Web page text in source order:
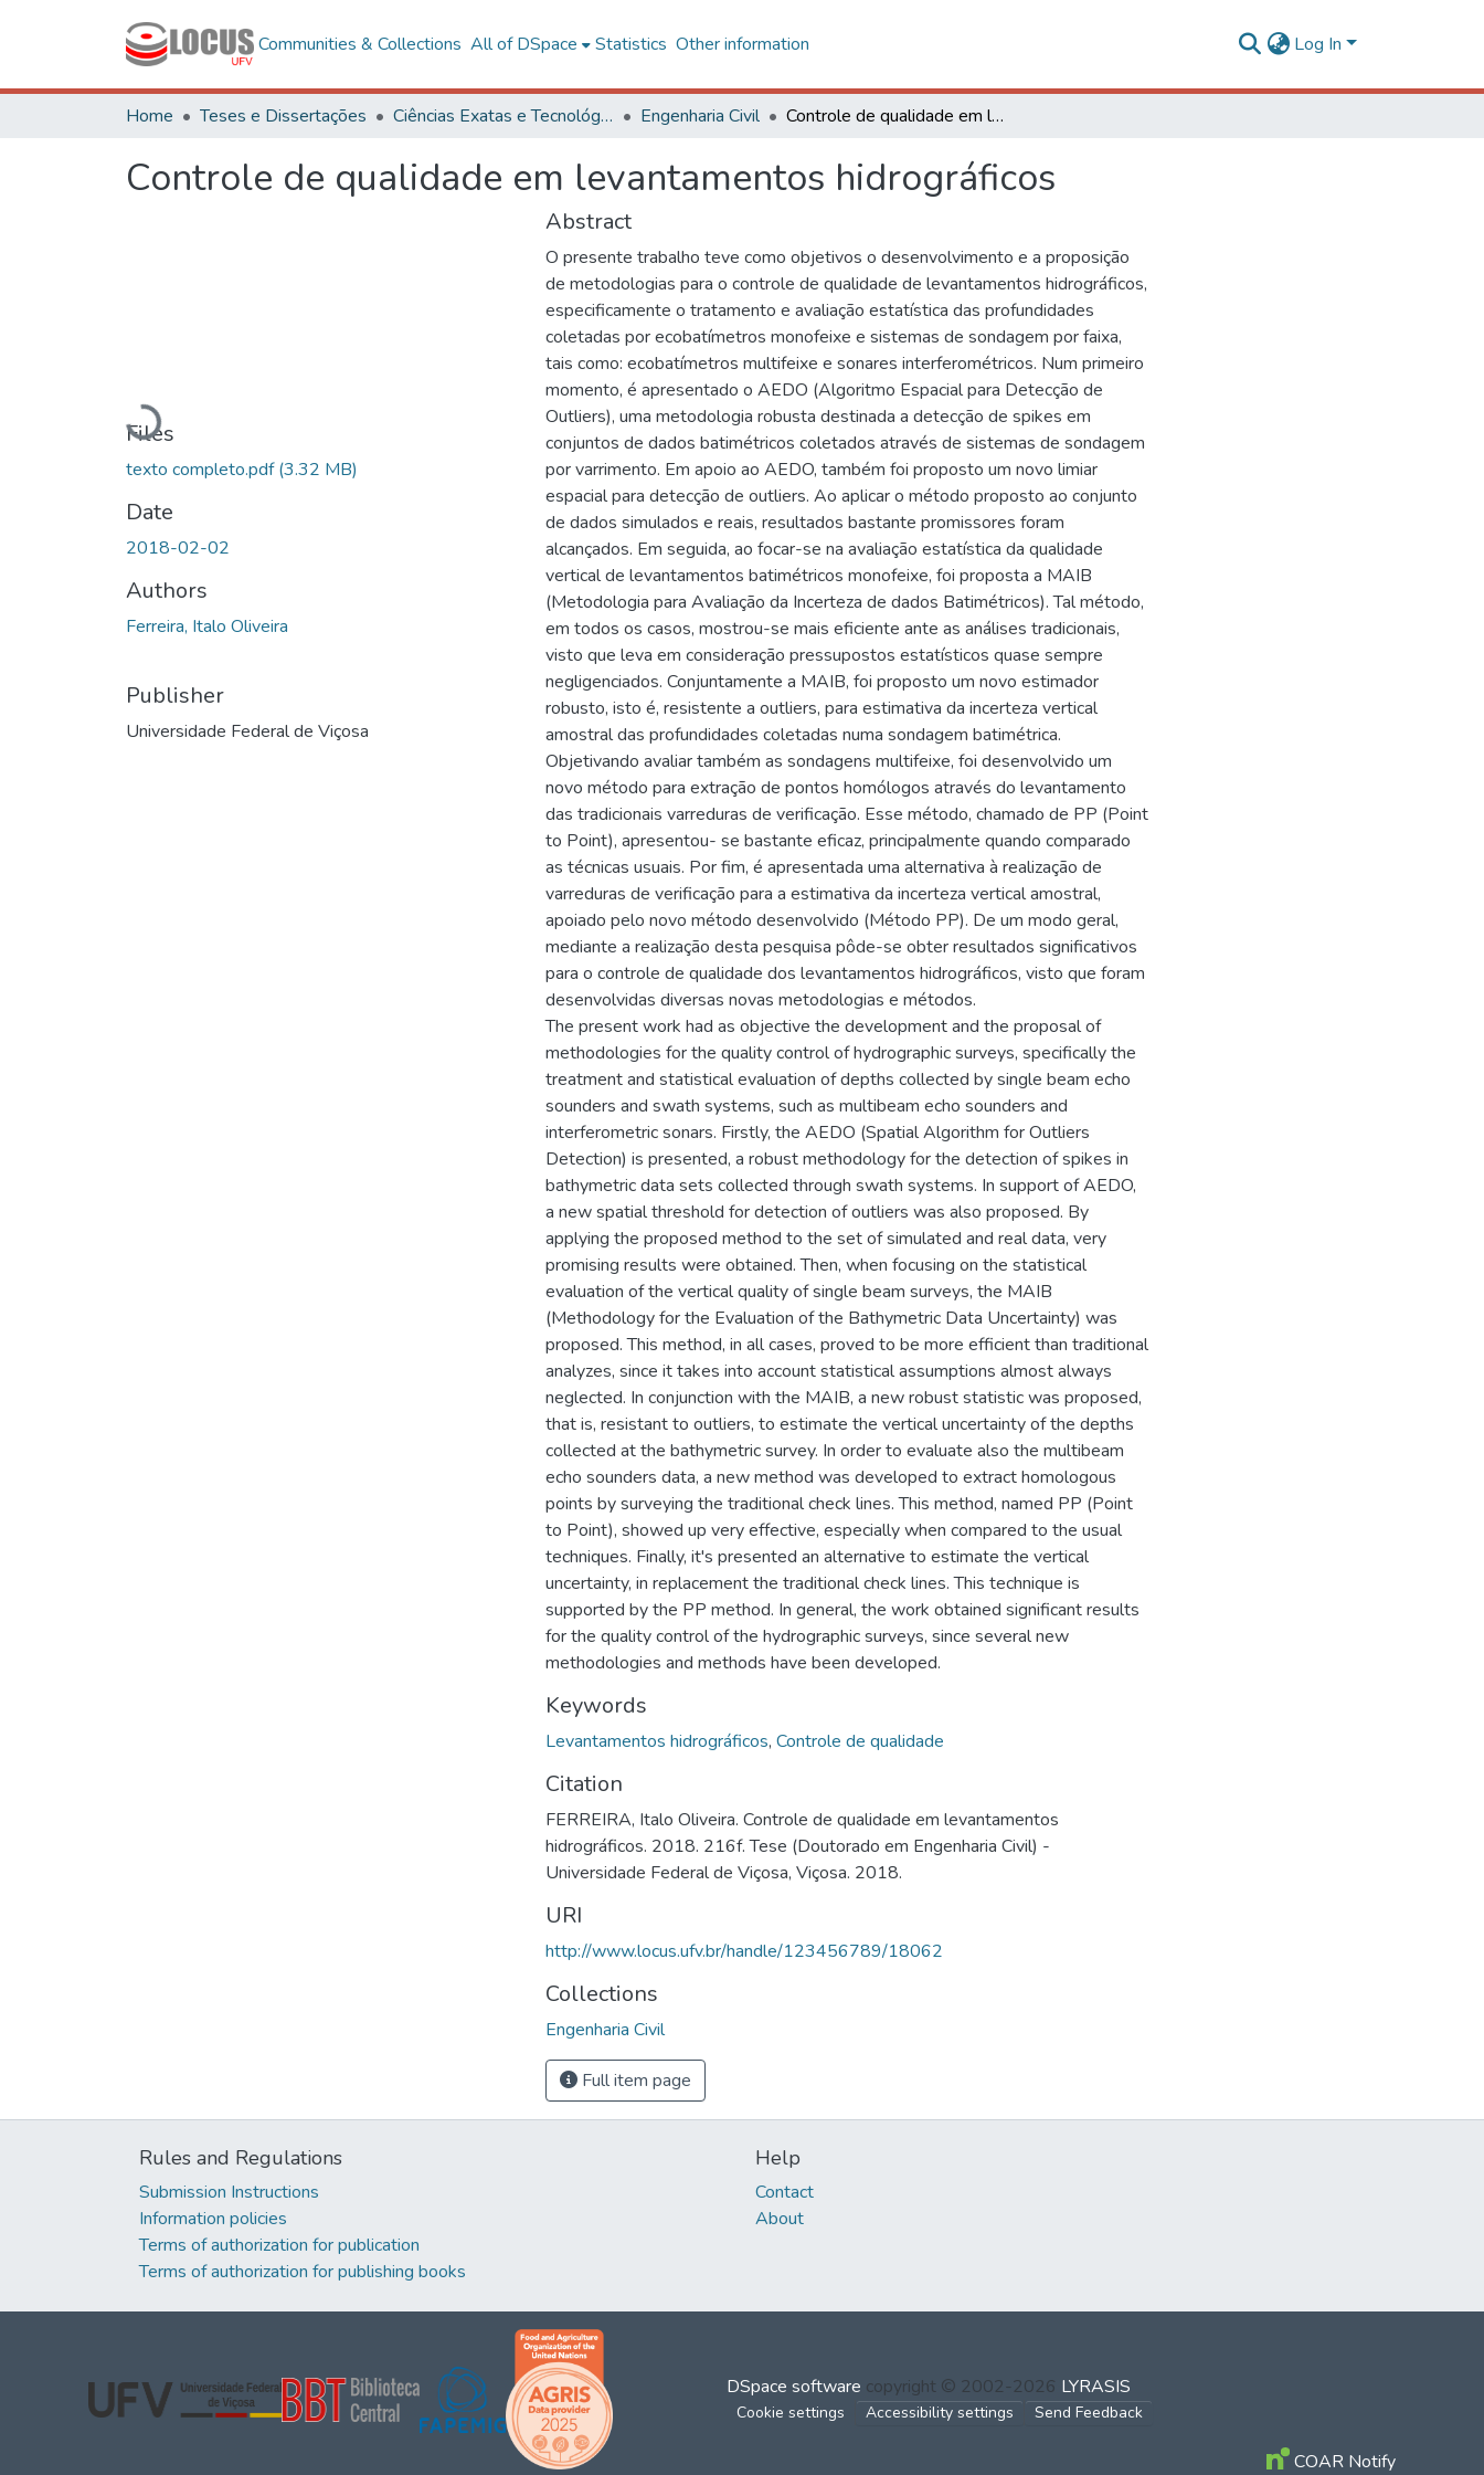
Communities & Collections All of DSpace Statistics Other information Log In
Home Teses e Dissertações Ciências Exatas e Tecnológicas Engenharia Civil Controle de qualidade em levantamentos hidrográficos
Controle de qualidade em levantamentos hidrográficos
Loading...
Files
texto completo.pdf(3.32 MB)
Date
2018-02-02
Authors
Ferreira, Italo Oliveira
Publisher
Universidade Federal de Viçosa
Abstract
O presente trabalho teve como objetivos o desenvolvimento e a proposição
de metodologias para o controle de qualidade de levantamentos hidrográficos,
especificamente o tratamento e avaliação estatística das profundidades
coletadas por ecobatímetros monofeixe e sistemas de sondagem por faixa,
tais como: ecobatímetros multifeixe e sonares interferométricos. Num primeiro
momento, é apresentado o AEDO (Algoritmo Espacial para Detecção de
Outliers), uma metodologia robusta destinada a detecção de spikes em
conjuntos de dados batimétricos coletados através de sistemas de sondagem
por varrimento. Em apoio ao AEDO, também foi proposto um novo limiar
espacial para detecção de outliers. Ao aplicar o método proposto ao conjunto
de dados simulados e reais, resultados bastante promissores foram
alcançados. Em seguida, ao focar-se na avaliação estatística da qualidade
vertical de levantamentos batimétricos monofeixe, foi proposta a MAIB
(Metodologia para Avaliação da Incerteza de dados Batimétricos). Tal método,
em todos os casos, mostrou-se mais eficiente ante as análises tradicionais,
visto que leva em consideração pressupostos estatísticos quase sempre
negligenciados. Conjuntamente a MAIB, foi proposto um novo estimador
robusto, isto é, resistente a outliers, para estimativa da incerteza vertical
amostral das profundidades coletadas numa sondagem batimétrica.
Objetivando avaliar também as sondagens multifeixe, foi desenvolvido um
novo método para extração de pontos homólogos através do levantamento
das tradicionais varreduras de verificação. Esse método, chamado de PP (Point
to Point), apresentou- se bastante eficaz, principalmente quando comparado
as técnicas usuais. Por fim, é apresentada uma alternativa à realização de
varreduras de verificação para a estimativa da incerteza vertical amostral,
apoiado pelo novo método desenvolvido (Método PP). De um modo geral,
mediante a realização desta pesquisa pôde-se obter resultados significativos
para o controle de qualidade dos levantamentos hidrográficos, visto que foram
desenvolvidas diversas novas metodologias e métodos.
The present work had as objective the development and the proposal of
methodologies for the quality control of hydrographic surveys, specifically the
treatment and statistical evaluation of depths collected by single beam echo
sounders and swath systems, such as multibeam echo sounders and
interferometric sonars. Firstly, the AEDO (Spatial Algorithm for Outliers
Detection) is presented, a robust methodology for the detection of spikes in
bathymetric data sets collected through swath systems. In support of AEDO,
a new spatial threshold for detection of outliers was also proposed. By
applying the proposed method to the set of simulated and real data, very
promising results were obtained. Then, when focusing on the statistical
evaluation of the vertical quality of single beam surveys, the MAIB
(Methodology for the Evaluation of the Bathymetric Data Uncertainty) was
proposed. This method, in all cases, proved to be more efficient than traditional
analyzes, since it takes into account statistical assumptions almost always
neglected. In conjunction with the MAIB, a new robust statistic was proposed,
that is, resistant to outliers, to estimate the vertical uncertainty of the depths
collected at the bathymetric survey. In order to evaluate also the multibeam
echo sounders data, a new method was developed to extract homologous
points by surveying the traditional check lines. This method, named PP (Point
to Point), showed up very effective, especially when compared to the usual
techniques. Finally, it's presented an alternative to estimate the vertical
uncertainty, in replacement the traditional check lines. This technique is
supported by the PP method. In general, the work obtained significant results
for the quality control of the hydrographic surveys, since several new
methodologies and methods have been developed.
Keywords
Levantamentos hidrográficos, Controle de qualidade
Citation
FERREIRA, Italo Oliveira. Controle de qualidade em levantamentos
hidrográficos. 2018. 216f. Tese (Doutorado em Engenharia Civil) -
Universidade Federal de Viçosa, Viçosa. 2018.
URI
http://www.locus.ufv.br/handle/123456789/18062
Collections
Engenharia Civil
Full item page
Rules and Regulations
Submission Instructions
Information policies
Terms of authorization for publication
Terms of authorization for publishing books
Help
Contact
About
DSpace software copyright © 2002-2026 LYRASIS
Cookie settings Accessibility settings Send Feedback
COAR Notify